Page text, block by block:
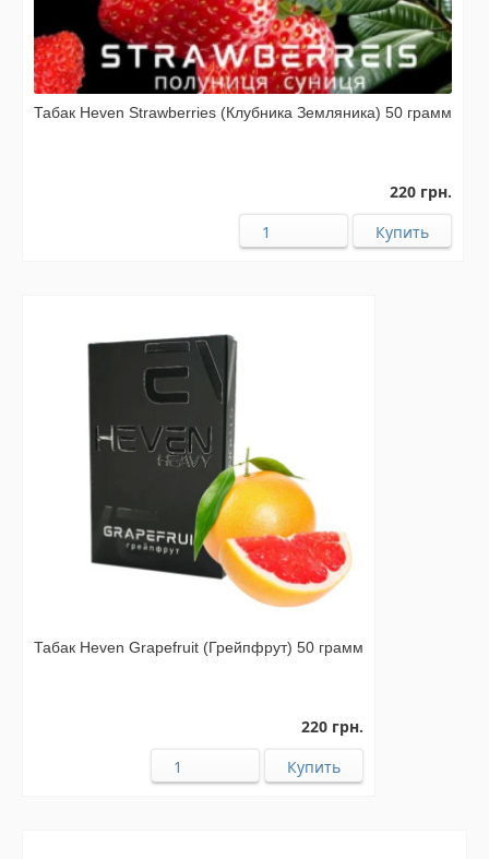
Табак Heven Strawberries (Клубника Земляника) 50 грамм
220 грн.
Табак Heven Grapefruit (Грейпфрут) 50 грамм
220 грн.